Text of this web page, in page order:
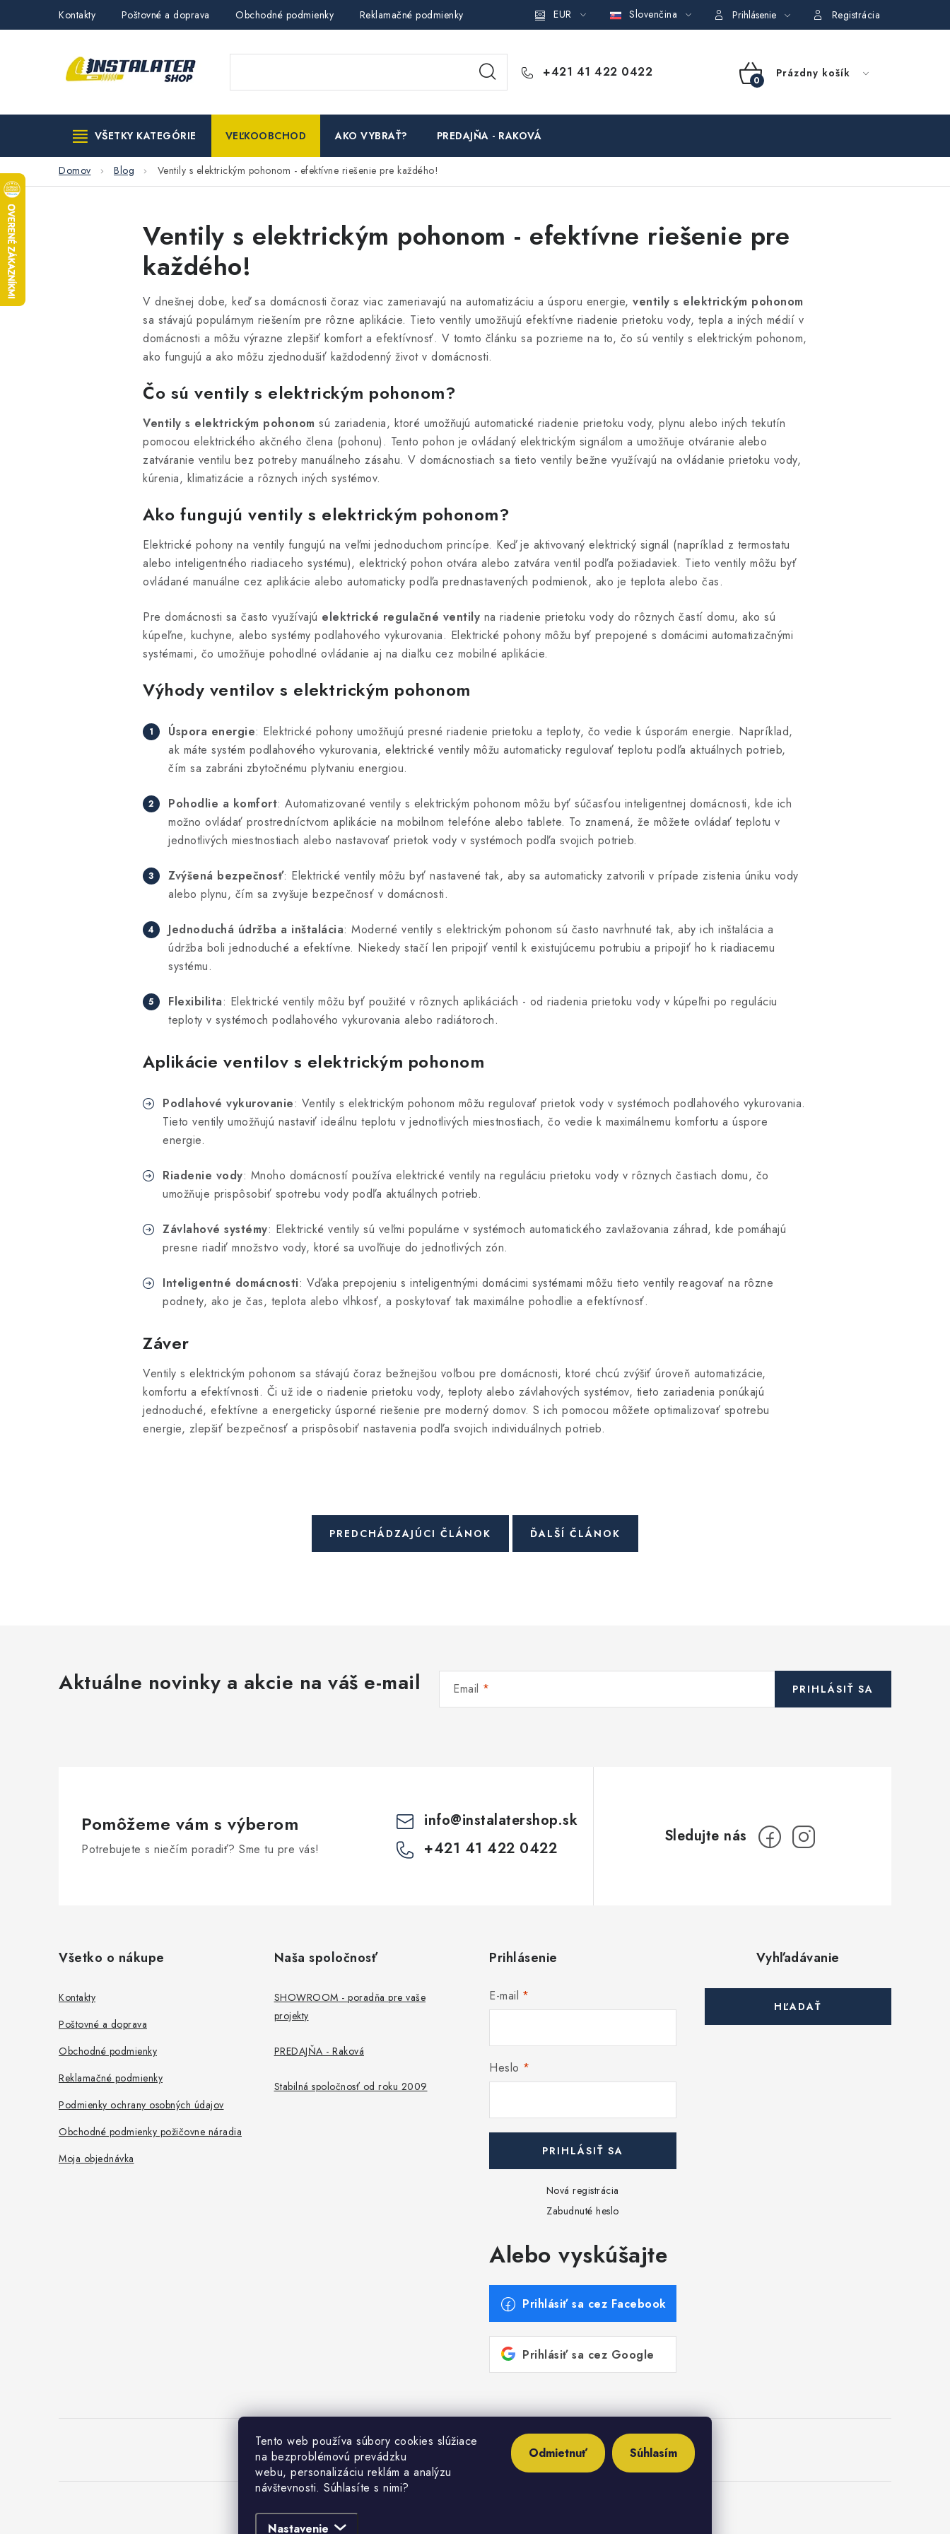
Tento web používa súbory cookies slúžiace
na bezproblémovú prevádzku
webu, personalizáciu reklám a analýzu
návštevnosti. Súhlasíte s nimi?
Nastavenie
Odmietnuť Súhlasím
Kontakty Poštovné a doprava Obchodné podmienky Reklamačné podmienky Podmienky ochrany osobných údajov Obchodné podmienky požičovne náradia
EUR Slovenčina Prihlásenie Registrácia
+421 41 422 0422
NÁKUPNÝ
Prázdny košík
VŠETKY KATEGÓRIE VEĽKOOBCHOD AKO VYBRAŤ? PREDAJŇA - RAKOVÁ
Domov Blog Ventily s elektrickým pohonom - efektívne riešenie pre každého!
Ventily s elektrickým pohonom - efektívne riešenie pre
každého!
V dnešnej dobe, keď sa domácnosti čoraz viac zameriavajú na automatizáciu a úsporu energie, ventily s elektrickým pohonom
sa stávajú populárnym riešením pre rôzne aplikácie. Tieto ventily umožňujú efektívne riadenie prietoku vody, tepla a iných médií v
domácnosti a môžu výrazne zlepšiť komfort a efektívnosť. V tomto článku sa pozrieme na to, čo sú ventily s elektrickým pohonom,
ako fungujú a ako môžu zjednodušiť každodenný život v domácnosti.
Čo sú ventily s elektrickým pohonom?
Ventily s elektrickým pohonom sú zariadenia, ktoré umožňujú automatické riadenie prietoku vody, plynu alebo iných tekutín
pomocou elektrického akčného člena (pohonu). Tento pohon je ovládaný elektrickým signálom a umožňuje otváranie alebo
zatváranie ventilu bez potreby manuálneho zásahu. V domácnostiach sa tieto ventily bežne využívajú na ovládanie prietoku vody,
kúrenia, klimatizácie a rôznych iných systémov.
Ako fungujú ventily s elektrickým pohonom?
Elektrické pohony na ventily fungujú na veľmi jednoduchom princípe. Keď je aktivovaný elektrický signál (napríklad z termostatu
alebo inteligentného riadiaceho systému), elektrický pohon otvára alebo zatvára ventil podľa požiadaviek. Tieto ventily môžu byť
ovládané manuálne cez aplikácie alebo automaticky podľa prednastavených podmienok, ako je teplota alebo čas.
Pre domácnosti sa často využívajú elektrické regulačné ventily na riadenie prietoku vody do rôznych častí domu, ako sú
kúpeľne, kuchyne, alebo systémy podlahového vykurovania. Elektrické pohony môžu byť prepojené s domácimi automatizačnými
systémami, čo umožňuje pohodlné ovládanie aj na diaľku cez mobilné aplikácie.
Výhody ventilov s elektrickým pohonom
Úspora energie: Elektrické pohony umožňujú presné riadenie prietoku a teploty, čo vedie k úsporám energie. Napríklad,
ak máte systém podlahového vykurovania, elektrické ventily môžu automaticky regulovať teplotu podľa aktuálnych potrieb,
čím sa zabráni zbytočnému plytvaniu energiou.
Pohodlie a komfort: Automatizované ventily s elektrickým pohonom môžu byť súčasťou inteligentnej domácnosti, kde ich
možno ovládať prostredníctvom aplikácie na mobilnom telefóne alebo tablete. To znamená, že môžete ovládať teplotu v
jednotlivých miestnostiach alebo nastavovať prietok vody v systémoch podľa svojich potrieb.
Zvýšená bezpečnosť: Elektrické ventily môžu byť nastavené tak, aby sa automaticky zatvorili v prípade zistenia úniku vody
alebo plynu, čím sa zvyšuje bezpečnosť v domácnosti.
Jednoduchá údržba a inštalácia: Moderné ventily s elektrickým pohonom sú často navrhnuté tak, aby ich inštalácia a
údržba boli jednoduché a efektívne. Niekedy stačí len pripojiť ventil k existujúcemu potrubiu a pripojiť ho k riadiacemu
systému.
Flexibilita: Elektrické ventily môžu byť použité v rôznych aplikáciách - od riadenia prietoku vody v kúpeľni po reguláciu
teploty v systémoch podlahového vykurovania alebo radiátoroch.
Aplikácie ventilov s elektrickým pohonom
Podlahové vykurovanie: Ventily s elektrickým pohonom môžu regulovať prietok vody v systémoch podlahového vykurovania.
Tieto ventily umožňujú nastaviť ideálnu teplotu v jednotlivých miestnostiach, čo vedie k maximálnemu komfortu a úspore
energie.
Riadenie vody: Mnoho domácností používa elektrické ventily na reguláciu prietoku vody v rôznych častiach domu, čo
umožňuje prispôsobiť spotrebu vody podľa aktuálnych potrieb.
Závlahové systémy: Elektrické ventily sú veľmi populárne v systémoch automatického zavlažovania záhrad, kde pomáhajú
presne riadiť množstvo vody, ktoré sa uvoľňuje do jednotlivých zón.
Inteligentné domácnosti: Vďaka prepojeniu s inteligentnými domácimi systémami môžu tieto ventily reagovať na rôzne
podnety, ako je čas, teplota alebo vlhkosť, a poskytovať tak maximálne pohodlie a efektívnosť.
Záver
Ventily s elektrickým pohonom sa stávajú čoraz bežnejšou voľbou pre domácnosti, ktoré chcú zvýšiť úroveň automatizácie,
komfortu a efektívnosti. Či už ide o riadenie prietoku vody, teploty alebo závlahových systémov, tieto zariadenia ponúkajú
jednoduché, efektívne a energeticky úsporné riešenie pre moderný domov. S ich pomocou môžete optimalizovať spotrebu
energie, zlepšiť bezpečnosť a prispôsobiť nastavenia podľa svojich individuálnych potrieb.
PREDCHÁDZAJÚCI ČLÁNOK ĎALŠÍ ČLÁNOK
Aktuálne novinky a akcie na váš e-mail Email PRIHLÁSIŤ SA
Pomôžeme vám s výberom
Potrebujete s niečím poradiť? Sme tu pre vás!
info@instalatershop.sk
+421 41 422 0422
Všetko o nákupe
Kontakty
Poštovné a doprava
Obchodné podmienky
Reklamačné podmienky
Podmienky ochrany osobných údajov
Obchodné podmienky požičovne náradia
Moja objednávka
Naša spoločnosť
SHOWROOM - poradňa pre vaše
projekty
PREDAJŇA - Raková
Stabilná spoločnosť od roku 2009
Prihlásenie
E-mail
Heslo
PRIHLÁSIŤ SA
Nová registrácia
Zabudnuté heslo
Alebo vyskúšajte
Prihlásiť sa cez Facebook
Prihlásiť sa cez Google
Vyhľadávanie
HĽADAŤ
Copyright 2026